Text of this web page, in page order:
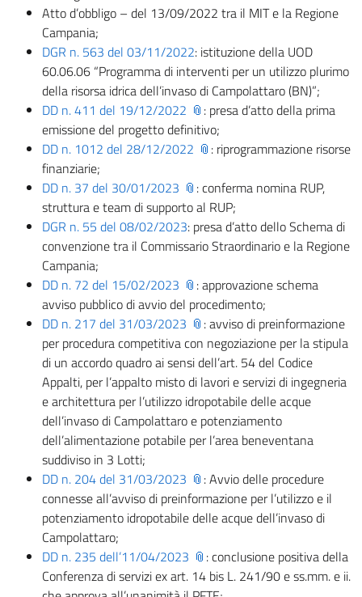
Atto d’obbligo – del 13/09/2022 tra il MIT e la Regione
Campania;
DGR n. 563 del 03/11/2022: istituzione della UOD
60.06.06 “Programma di interventi per un utilizzo plurimo
della risorsa idrica dell’invaso di Campolattaro (BN)”;
DD n. 411 del 19/12/2022
: presa d’atto della prima
emissione del progetto definitivo;
DD n. 1012 del 28/12/2022
: riprogrammazione risorse
finanziarie;
DD n. 37 del 30/01/2023
: conferma nomina RUP,
struttura e team di supporto al RUP;
DGR n. 55 del 08/02/2023: presa d’atto dello Schema di
convenzione tra il Commissario Straordinario e la Regione
Campania;
DD n. 72 del 15/02/2023
: approvazione schema
avviso pubblico di avvio del procedimento;
DD n. 217 del 31/03/2023
: avviso di preinformazione
per procedura competitiva con negoziazione per la stipula
di un accordo quadro ai sensi dell’art. 54 del Codice
Appalti, per l’appalto misto di lavori e servizi di ingegneria
e architettura per l’utilizzo idropotabile delle acque
dell’invaso di Campolattaro e potenziamento
dell’alimentazione potabile per l’area beneventana
suddiviso in 3 Lotti;
DD n. 204 del 31/03/2023
: Avvio delle procedure
connesse all’avviso di preinformazione per l’utilizzo e il
potenziamento idropotabile delle acque dell’invaso di
Campolattaro;
DD n. 235 dell’11/04/2023
: conclusione positiva della
Conferenza di servizi ex art. 14 bis L. 241/90 e ss.mm. e ii.